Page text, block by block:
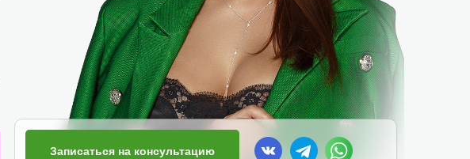
Записаться на консультацию